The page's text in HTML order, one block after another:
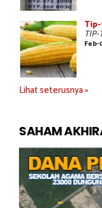
TIP-
Feb-
Lihat seterusnya »
SAHAM